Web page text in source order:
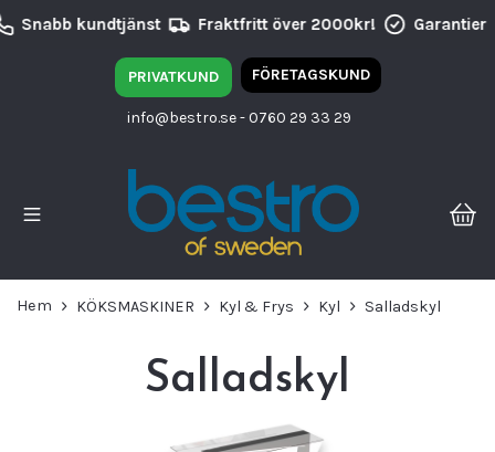
kundtjänst Fraktfritt över 2000kr! Garantier
PRIVATKUND FÖRETAGSKUND
info@bestro.se- 0760 29 33 29
Hem KÖKSMASKINER Kyl & Frys Kyl Salladskyl
Salladskyl